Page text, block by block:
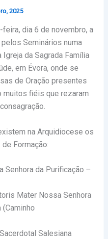
2025
dia 6 de novembro, a
Seminários numa
da Sagrada Família
em Évora, onde se
de Oração presentes
muitos fiéis que rezaram
na Arquidiocese os
Formação:
Senhora da Purificação –
Mater Nossa Senhora
(Caminho
Salesiana